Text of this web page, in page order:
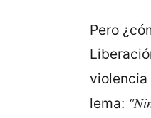
Pero
violencia
lema: